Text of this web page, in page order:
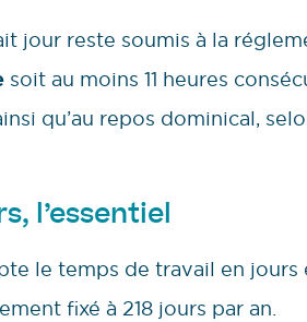
jour reste soumis à la
soit au moins 11 heures
qu’au repos dominical,
l’essentiel
le temps de travail en jours
fixé à 218 jours par an.